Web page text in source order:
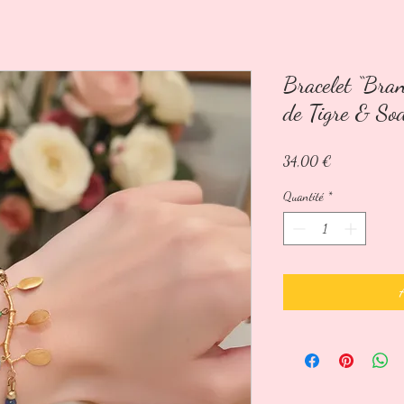
Bracelet
de Tigre &
34,00 €
Quantité *